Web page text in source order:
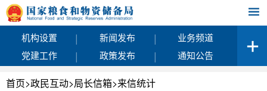
机构设置 | 新闻发布 |
业务频道
党建工作
| 政策发布 | 通知公告
首页>政民互动>局长信箱>来信统计